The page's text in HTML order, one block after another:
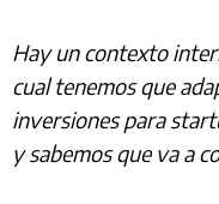
Hay un contexto
cual tenemos que
inversiones para
y sabemos que va a